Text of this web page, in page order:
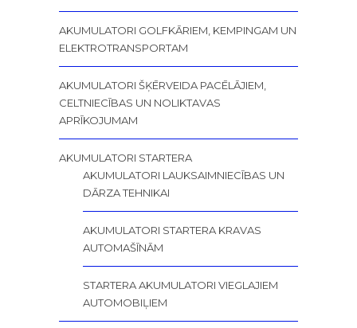
AKUMULATORI GOLFKĀRIEM, KEMPINGAM UN
ELEKTROTRANSPORTAM
AKUMULATORI ŠĶĒRVEIDA PACĒLĀJIEM,
CELTNIECĪBAS UN NOLIKTAVAS
APRĪKOJUMAM
AKUMULATORI STARTERA
AKUMULATORI LAUKSAIMNIECĪBAS UN
DĀRZA TEHNIKAI
AKUMULATORI STARTERA KRAVAS
AUTOMAŠĪNĀM
STARTERA AKUMULATORI VIEGLAJIEM
AUTOMOBIĻIEM